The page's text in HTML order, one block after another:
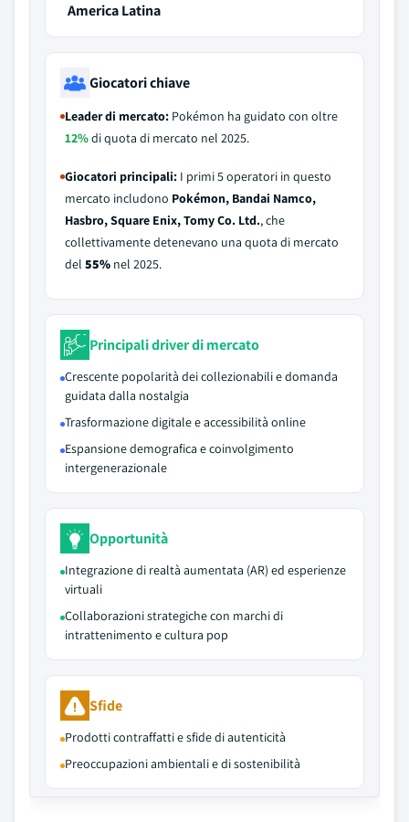
America Latina
Giocatori chiave
Leader di mercato: Pokémon ha guidato con oltre
12%di quota di mercato nel 2025.
Giocatori principali: I primi 5 operatori in questo
mercato includono Pokémon, Bandai Namco,
Hasbro, Square Enix, Tomy Co. Ltd., che
collettivamente detenevano una quota di mercato
del 55% nel 2025.
Principali driver di mercato
Crescente popolarità dei collezionabili e domanda
guidata dalla nostalgia
Trasformazione digitale e accessibilità online
Espansione demografica e coinvolgimento
intergenerazionale
Opportunità
Integrazione di realtà aumentata (AR) ed esperienze
virtuali
Collaborazioni strategiche con marchi di
intrattenimento e cultura pop
Sfide
Prodotti contraffatti e sfide di autenticità
Preoccupazioni ambientali e di sostenibilità